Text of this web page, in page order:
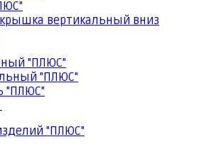
вертикальный вниз
"ПЛЮС"
"ПЛЮС"
"ПЛЮС"
"ПЛЮС"